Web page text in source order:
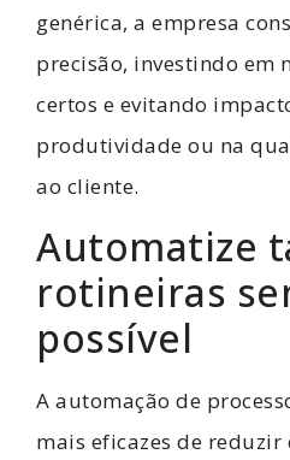
genérica, a empresa
precisão, investindo em
certos e evitando
produtividade ou na
ao cliente.
Automatize
rotineiras
possível
A automação de
mais eficazes de